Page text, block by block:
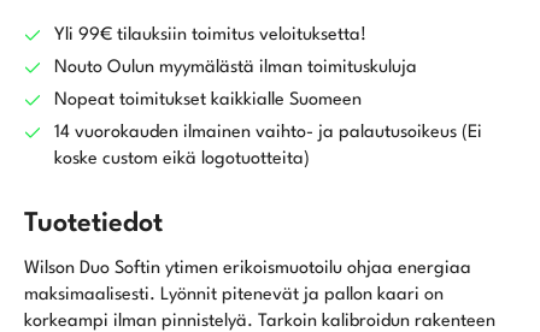
Yli 99€ tilauksiin toimitus veloituksetta!
Nouto Oulun myymälästä ilman toimituskuluja
Nopeat toimitukset kaikkialle Suomeen
14 vuorokauden ilmainen vaihto- ja palautusoikeus (Ei
koske custom eikä logotuotteita)
Tuotetiedot
Wilson Duo Softin ytimen erikoismuotoilu ohjaa energiaa
maksimaalisesti. Lyönnit pitenevät ja pallon kaari on
korkeampi ilman pinnistelyä. Tarkoin kalibroidun rakenteen